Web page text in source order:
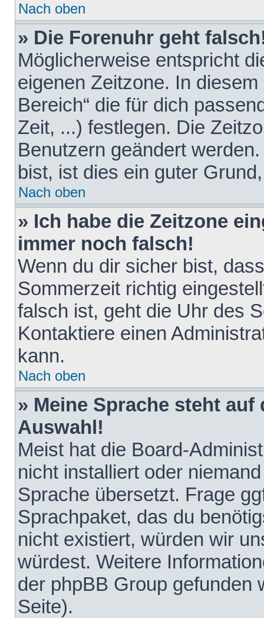
Nach oben
» Die Forenuhr geht
Möglicherweise entspricht
eigenen Zeitzone. In
Bereich“ die für dich
Zeit, ...) festlegen. Die
Benutzern geändert
bist, ist dies ein guter
Nach oben
» Ich habe die Zeitzone
immer noch falsch!
Wenn du dir sicher bist,
Sommerzeit richtig
falsch ist, geht die Uhr des
Kontaktiere einen
kann.
Nach oben
» Meine Sprache steht
Auswahl!
Meist hat die Board-
nicht installiert oder
Sprache übersetzt. Frage
Sprachpaket, das du
nicht existiert, würden wir
würdest. Weitere
der phpBB Group gefunden
Seite).